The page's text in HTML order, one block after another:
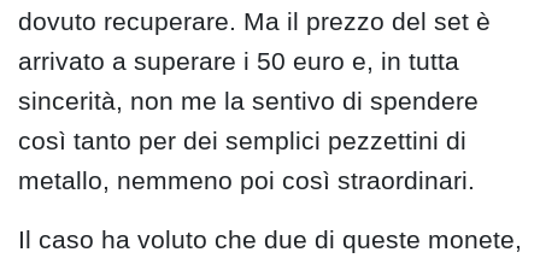
dovuto recuperare. Ma il prezzo del set è
arrivato a superare i 50 euro e, in tutta
sincerità, non me la sentivo di spendere
così tanto per dei semplici pezzettini di
metallo, nemmeno poi così straordinari.
Il caso ha voluto che due di queste monete,